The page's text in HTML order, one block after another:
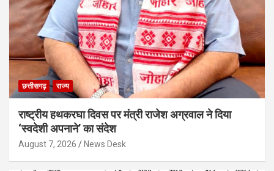
छत्तीसगढ़ राज्य
राष्ट्रीय हथकरघा दिवस पर मंत्री राजेश अग्रवाल ने दिया
‘स्वदेशी अपनाने’ का संदेश
August 7, 2026 News Desk